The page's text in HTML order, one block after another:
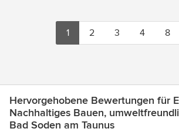
1 2 3 4 8
Hervorgehobene Bewertungen für
Nachhaltiges Bauen,
Bad Soden am Taunus